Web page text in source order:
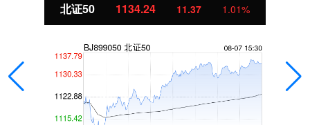
北证50 1134.24 11.37 1.01%